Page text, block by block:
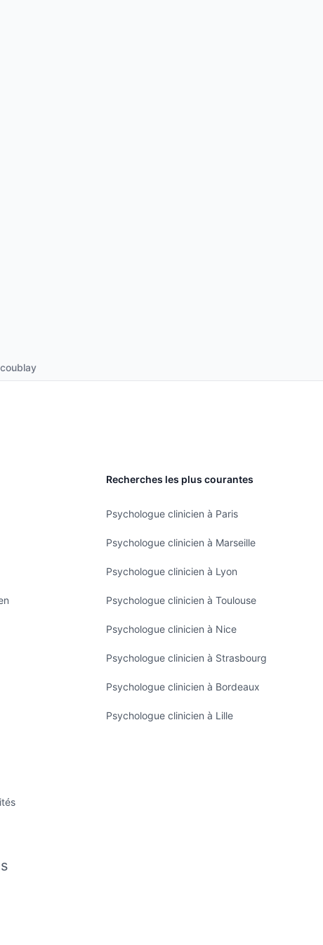
Recherches les plus courantes
Psychologue clinicien à Paris
Psychologue clinicien à Marseille
Psychologue clinicien à Lyon
Psychologue clinicien à Toulouse
Psychologue clinicien à Nice
Psychologue clinicien à Strasbourg
Psychologue clinicien à Bordeaux
Psychologue clinicien à Lille